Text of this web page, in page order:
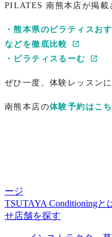
PILATES 南熊本店が掲載
・熊本県のピラティスお
などを徹底比較
・ピラティスるーむ
ぜひ一度、体験レッスン
南熊本店の体験予約はこ
ージ
TSUTAYA Conditioningと
せ店舗を探す